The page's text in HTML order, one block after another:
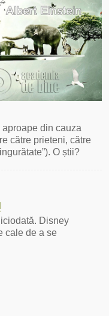
din cauza
către prieteni, către
O știi?
Disney
cale de a se